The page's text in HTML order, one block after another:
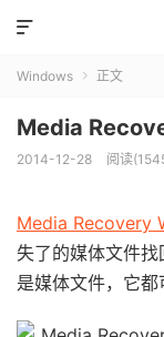

Windows  正文
Media
2014-12-28 阅读
Media Recovery
失了的媒体文件
是媒体文件，它都